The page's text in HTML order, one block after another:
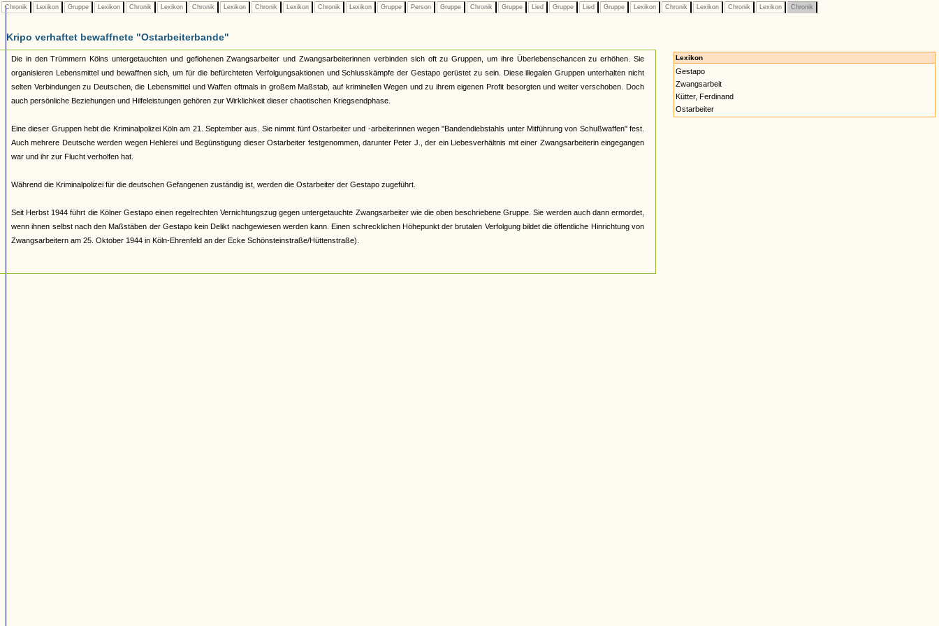
Chronik Lexikon Gruppe Lexikon Chronik Lexikon Chronik Lexikon Chronik Lexikon Chronik Lexikon Gruppe Person Gruppe Chronik Gruppe Lied Gruppe Lied Gruppe Lexikon Chronik Lexikon Chronik Lexikon Chronik
Kripo verhaftet bewaffnete "Ostarbeiterbande"
Die in den Trümmern Kölns untergetauchten und geflohenen Zwangsarbeiter und Zwangsarbeiterinnen verbinden sich oft zu Gruppen, um ihre Überlebenschancen zu erhöhen. Sie
organisieren Lebensmittel und bewaffnen sich, um für die befürchteten Verfolgungsaktionen und Schlusskämpfe der Gestapo gerüstet zu sein. Diese illegalen Gruppen unterhalten nicht
selten Verbindungen zu Deutschen, die Lebensmittel und Waffen oftmals in großem Maßstab, auf kriminellen Wegen und zu ihrem eigenen Profit besorgten und weiter verschoben. Doch
auch persönliche Beziehungen und Hilfeleistungen gehören zur Wirklichkeit dieser chaotischen Kriegsendphase.
Eine dieser Gruppen hebt die Kriminalpolizei Köln am 21. September aus. Sie nimmt fünf Ostarbeiter und -arbeiterinnen wegen "Bandendiebstahls unter Mitführung von Schußwaffen" fest.
Auch mehrere Deutsche werden wegen Hehlerei und Begünstigung dieser Ostarbeiter festgenommen, darunter Peter J., der ein Liebesverhältnis mit einer Zwangsarbeiterin eingegangen
war und ihr zur Flucht verholfen hat.
Während die Kriminalpolizei für die deutschen Gefangenen zuständig ist, werden die Ostarbeiter der Gestapo zugeführt.
Seit Herbst 1944 führt die Kölner Gestapo einen regelrechten Vernichtungszug gegen untergetauchte Zwangsarbeiter wie die oben beschriebene Gruppe. Sie werden auch dann ermordet,
wenn ihnen selbst nach den Maßstäben der Gestapo kein Delikt nachgewiesen werden kann. Einen schrecklichen Höhepunkt der brutalen Verfolgung bildet die öffentliche Hinrichtung von
Zwangsarbeitern am 25. Oktober 1944 in Köln-Ehrenfeld an der Ecke Schönsteinstraße/Hüttenstraße).
Lexikon
Gestapo
Zwangsarbeit
Kütter, Ferdinand
Ostarbeiter